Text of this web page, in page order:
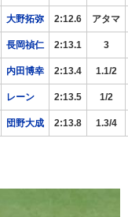
大野拓弥 2:12.6 アタマ
長岡禎仁 2:13.1 3
内田博幸 2:13.4 1.1/2
レーン 2:13.5 1/2
団野大成 2:13.8 1.3/4